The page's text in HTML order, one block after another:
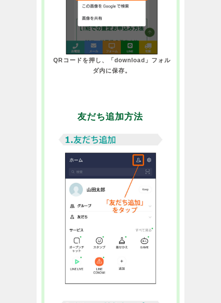
QRコードを押し、「download」フォル
ダ内に保存。
友だち追加方法